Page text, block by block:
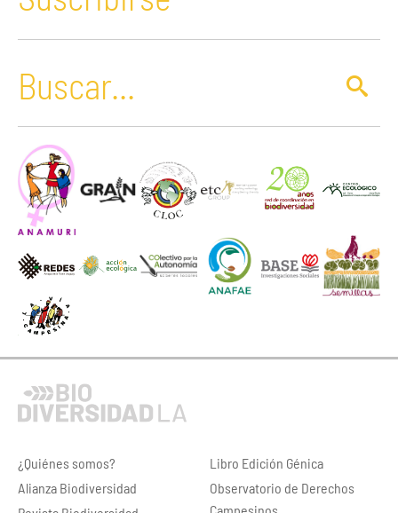
¿Quiénes somos?
Alianza Biodiversidad
Libro Edición Génica
Observatorio de Derechos